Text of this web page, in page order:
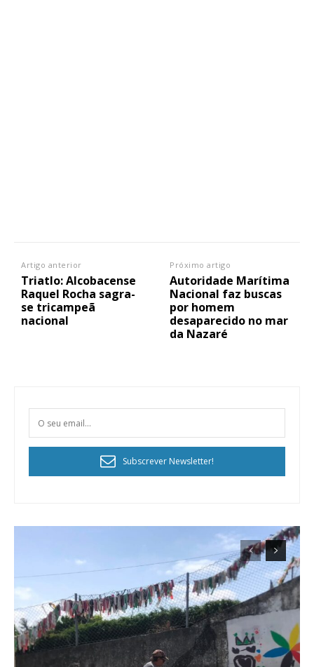
Artigo anterior
Triatlo: Alcobacense
Raquel Rocha sagra-
se tricampeã
nacional
Próximo artigo
Autoridade Marítima
Nacional faz buscas
por homem
desaparecido no mar
da Nazaré
Subscrever Newsletter!